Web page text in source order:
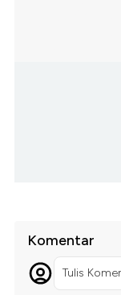
Komentar
Tulis